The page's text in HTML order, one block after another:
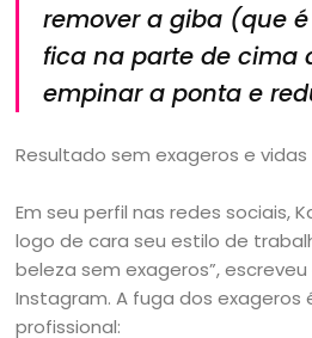
remover a giba (que
fica na parte de cima
empinar a ponta e
Resultado sem exageros e
Em seu perfil nas redes sociais,
logo de cara seu estilo de
beleza sem exageros”,
Instagram. A fuga dos exageros
profissional: